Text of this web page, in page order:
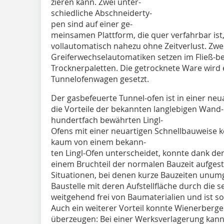
schiedliche Abschneiderty-
pen sind auf einer ge-
meinsamen Plattform, die quer verfahrbar
vollautomatisch nahezu ohne Zeitverlust.
Greiferwechselautomatiken setzen im Fließ-
Trocknerpaletten. Die getrocknete Ware
Tunnelofenwagen gesetzt.
Der gasbefeuerte Tunnel-ofen ist in einer
die Vorteile der bekannten langlebigen
hundertfach bewährten Lingl-
Ofens mit einer neuartigen Schnellbauweise
kaum von einem bekann-
ten Lingl-Ofen unterscheidet, konnte dank
einem Bruchteil der normalen Bauzeit
Situationen, bei denen kurze Bauzeiten
Baustelle mit deren Aufstellfläche durch die
weitgehend frei von Baumaterialien und ist
Auch ein weiterer Vorteil konnte
überzeugen: Bei einer Werksverlagerung